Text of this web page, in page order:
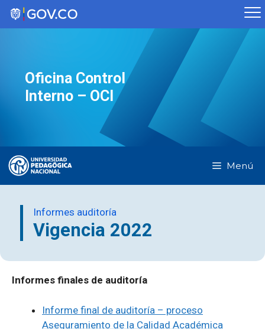
Saltar
Oficina Control
Interno – OCI
Menú
Informes auditoría
Vigencia 2022
Informes finales de auditoría
Informe final de auditoría – proceso
Aseguramiento de la Calidad Académica